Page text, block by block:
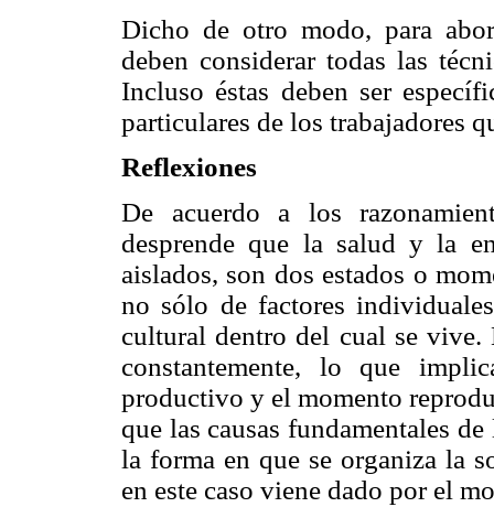
Dicho de otro modo, para
deben considerar todas las
Incluso éstas deben ser
particulares de los trabajadores
Reflexiones
De acuerdo a los
desprende que la salud y la
aislados, son dos estados o
no sólo de factores
cultural dentro del cual se vive.
constantemente, lo que
productivo y el momento
que las causas fundamentales
la forma en que se organiza la
en este caso viene dado por el